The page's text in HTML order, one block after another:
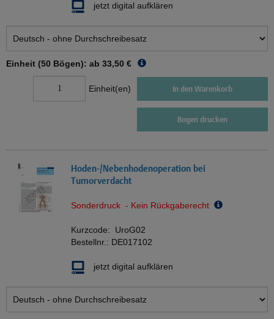
jetzt digital aufklären
Einheit (50 Bögen): ab 33,50 €
Einheit(en) In den Warenkorb
Bogen drucken
Hoden-/Nebenhodenoperation bei
Tumorverdacht
Sonderdruck - Kein Rückgaberecht
Kurzcode: UroG02
Bestellnr.: DE017102
jetzt digital aufklären